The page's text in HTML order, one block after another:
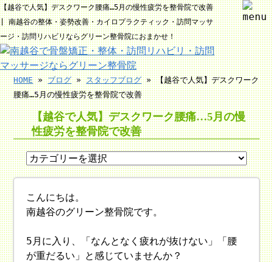
【越谷で人気】デスクワーク腰痛…5月の慢性疲労を整骨院で改善
| 南越谷の整体・姿勢改善・カイロプラクティック・訪問マッサ
ージ・訪問リハビリならグリーン整骨院におまかせ！
HOME»ブログ»スタッフブログ» 【越谷で人気】デスクワーク
腰痛…5月の慢性疲労を整骨院で改善
【越谷で人気】デスクワーク腰痛…5月の慢
性疲労を整骨院で改善
こんにちは。
南越谷のグリーン整骨院です。
5月に入り、「なんとなく疲れが抜けない」「腰
が重だるい」と感じていませんか？